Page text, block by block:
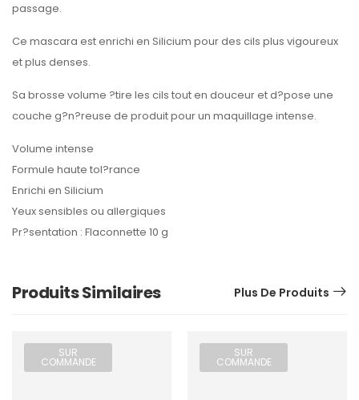
passage.
Ce mascara est enrichi en Silicium pour des cils plus vigoureux
et plus denses.
Sa brosse volume ?tire les cils tout en douceur et d?pose une
couche g?n?reuse de produit pour un maquillage intense.
Volume intense
Formule haute tol?rance
Enrichi en Silicium
Yeux sensibles ou allergiques
Pr?sentation : Flaconnette 10 g
Produits Similaires Plus De Produits
SUR
COMMANDE
SUR
COMMANDE